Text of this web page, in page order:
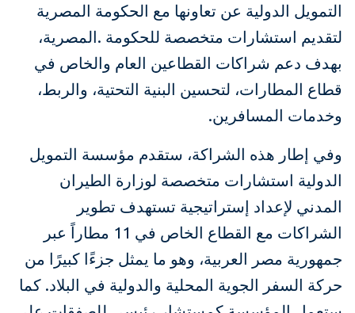
التمويل الدولية عن تعاونها مع الحكومة المصرية
لتقديم استشارات متخصصة للحكومة .المصرية،
بهدف دعم شراكات القطاعين العام والخاص في
قطاع المطارات، لتحسين البنية التحتية، والربط،
وخدمات المسافرين.
وفي إطار هذه الشراكة، ستقدم مؤسسة التمويل
الدولية استشارات متخصصة لوزارة الطيران
المدني لإعداد إستراتيجية تستهدف تطوير
الشراكات مع القطاع الخاص في 11 مطاراً عبر
جمهورية مصر العربية، وهو ما يمثل جزءًا كبيرًا من
حركة السفر الجوية المحلية والدولية في البلاد. كما